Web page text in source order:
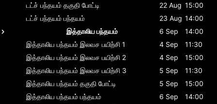
டட்ச் பந்தயம் தகுதி போட்டி 22 Aug 15:00
டட்ச் பந்தயம் பந்தயம் 23 Aug 14:00
இத்தாலிய பந்தயம்
6 Sep
14:00
இத்தாலிய பந்தயம் இலவச பயிற்சி 1 4 Sep
11:30
இத்தாலிய பந்தயம் இலவச பயிற்சி 2 4 Sep
15:00
இத்தாலிய பந்தயம் இலவச பயிற்சி 3 5 Sep
11:30
இத்தாலிய பந்தயம் தகுதி போட்டி 5 Sep
15:00
இத்தாலிய பந்தயம் பந்தயம் 6 Sep
14:00